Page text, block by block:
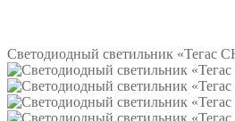
Светодиодный светильник «Тегас